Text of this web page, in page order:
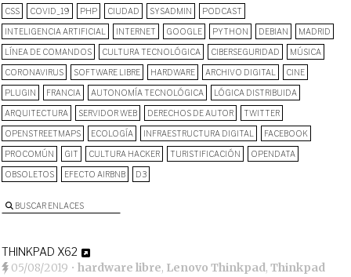
CSS COVID_19 PHP CIUDAD SYSADMIN PODCAST
INTELIGENCIA ARTIFICIAL INTERNET GOOGLE PYTHON DEBIAN MADRID
LÍNEA DE COMANDOS CULTURA TECNOLÓGICA CIBERSEGURIDAD MÚSICA
CORONAVIRUS SOFTWARE LIBRE HARDWARE ARCHIVO DIGITAL CINE
PLUGIN FRANCIA AUTONOMÍA TECNOLÓGICA LÓGICA DISTRIBUIDA
ARQUITECTURA SERVIDOR WEB DERECHOS DE AUTOR TWITTER
OPENSTREETMAPS ECOLOGÍA INFRAESTRUCTURA DIGITAL FACEBOOK
PROCOMÚN GIT CULTURA HACKER TURISTIFICACIÓN OPENDATA
OBSOLETOS EFECTO AIRBNB D3
BUSCAR ENLACES
THINKPAD X62
05/08/2019 •hardware libre, Lenovo Thinkpad,Thinkpad